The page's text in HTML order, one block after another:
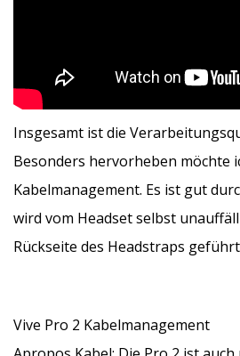
Insgesamt ist die
Besonders hervorheben möchte
Kabelmanagement. Es ist gut
wird vom Headset selbst
Rückseite des Headstraps
Vive Pro 2 Kabelmanagement